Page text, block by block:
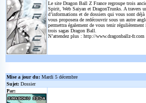
Le site Dragon Ball Z France regroupe trois
Spirit, Web Saiyan et DragonTrunks. A travers
d’informations et de dossiers qui vous sont
vous proposera de redécouvrir sous un autre
permettra également de vous tenir
trois sagas Dragon Ball.
N’attendez plus : http://www.dragonballz-fr.com
Mise a jour du: Mardi 5 décembre
Sujet: Dossier
Par: